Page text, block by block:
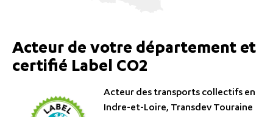
Acteur de votre département et
certifié Label CO2
Acteur des transports collectifs en
Indre-et-Loire, Transdev Touraine